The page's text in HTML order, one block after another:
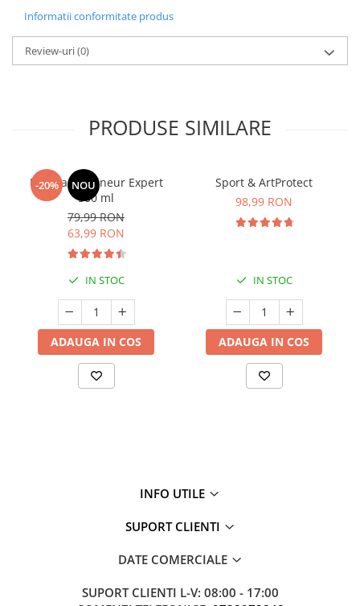
Informatii conformitate produs
Review-uri(0)
PRODUSE SIMILARE
-20% NOU
Manhaē Draineur Expert
500 ml
79,99 RON
63,99 RON
IN STOC
ADAUGA IN COS
Sport & ArtProtect
98,99 RON
IN STOC
ADAUGA IN COS
INFO UTILE
SUPORT CLIENTI
DATE COMERCIALE
SUPORT CLIENTI L-V: 08:00 - 17:00